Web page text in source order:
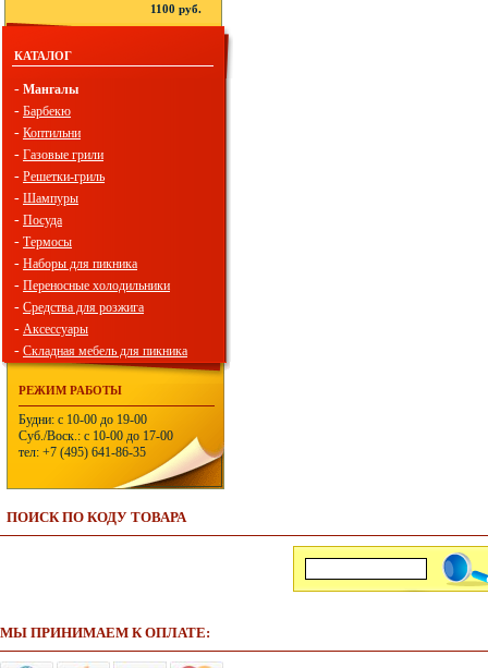
1100 руб.
КАТАЛОГ
- Мангалы
- Барбекю
- Коптильни
- Газовые грили
- Решетки-гриль
- Шампуры
- Посуда
- Термосы
- Наборы для пикника
- Переносные холодильники
- Средства для розжига
- Аксессуары
- Складная мебель для пикника
РЕЖИМ РАБОТЫ
Будни: с 10-00 до 19-00
Суб./Воск.: с 10-00 до 17-00
тел: +7 (495) 641-86-35
ПОИСК ПО КОДУ ТОВАРА
МЫ ПРИНИМАЕМ К ОПЛАТЕ: